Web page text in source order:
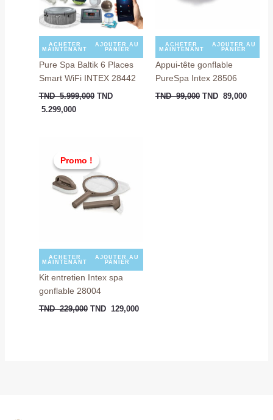
ACHETER
MAINTENANT
AJOUTER AU
PANIER
Pure Spa Baltik 6 Places
Smart WiFi INTEX 28442
TND5.999,000 TND
5.299,000
ACHETER
MAINTENANT
AJOUTER AU
PANIER
Appui-tête gonflable
PureSpa Intex 28506
TND99,000 TND 89,000
Promo !
Promo !
ACHETER
MAINTENANT
AJOUTER AU
PANIER
Kit entretien Intex spa
gonflable 28004
TND229,000
initial
était :
TND
229,000.
TND 129,000